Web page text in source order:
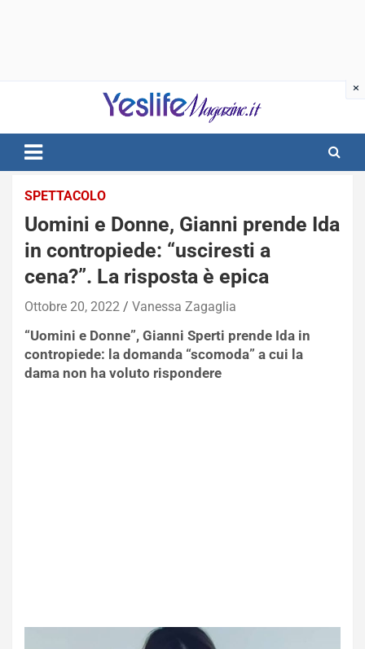
notizie di intrattenimento
SPETTACOLO
Uomini e Donne, Gianni prende Ida
in contropiede: “usciresti a
cena?”. La risposta è epica
Ottobre 20, 2022 Vanessa Zagaglia
“Uomini e Donne”, Gianni Sperti prende Ida in
contropiede: la domanda “scomoda” a cui la
dama non ha voluto rispondere